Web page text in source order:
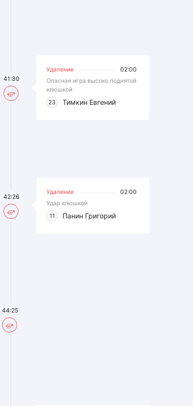
Удаление
02:00
Опасная игра высоко поднятой
клюшкой
23
Тимкин Евгений
41:30
Удаление
02:00
Удар клюшкой
11
Панин Григорий
42:26
44:25